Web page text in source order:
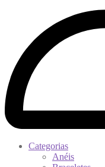
Categorias
Anéis